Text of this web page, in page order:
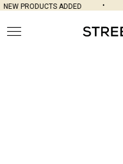
NEW PRODUCTS ADDED